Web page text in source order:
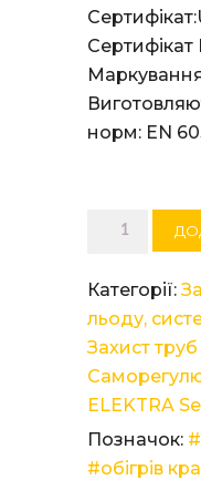
Сертифікат
норм: EN
комплект
ELEKTRA
SelfTec®16/
кількість
Категорії:
льоду,
Захист
ELEKTRA
Позначок:
#обігрів